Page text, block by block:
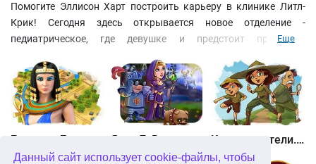
Данный сайт использует cookie-файлы, чтобы
Помогите Эллисон Харт построить карьеру в клинике Литл-
Крик! Сегодня здесь открывается новое отделение -
педиатрическое, где девушке и предстоит проходить
проводите различные процедуры. Как только они поправятся -
выписывайте! Играйте в тематические мини-игры и проживите
историю Эллисон с её горестями и радостями.
Еще
Кладоискатели. Камень души